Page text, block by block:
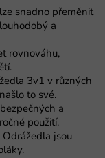
snadno přeměnit
a
rovnováhu,
3v1 v různých
to své.
a
použití.
Odrážedla jsou